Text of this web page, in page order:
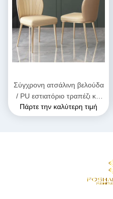
Σύγχρονη ατσάλινη βελούδα
/ PU εστιατόριο τραπέζι και
καρέκλες
Πάρτε την καλύτερη τιμή